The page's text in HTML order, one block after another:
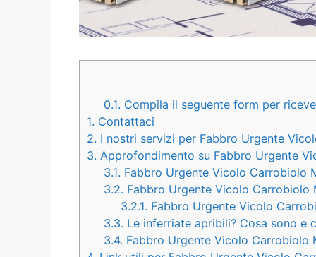
0.1. Compila il seguente form per
1. Contattaci
2. I nostri servizi per Fabbro Urgente
3. Approfondimento su Fabbro Urgente
3.1. Fabbro Urgente Vicolo Carrobiolo
3.2. Fabbro Urgente Vicolo Carrobiolo
3.2.1. Fabbro Urgente Vicolo
3.3. Le inferriate apribili? Cosa sono e
3.4. Fabbro Urgente Vicolo Carrobiolo